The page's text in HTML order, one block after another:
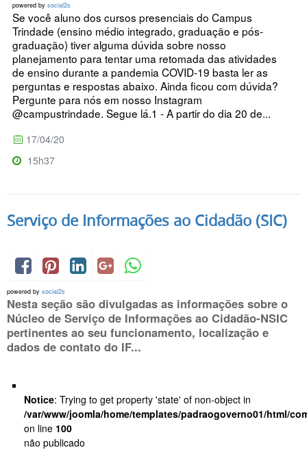
powered by social2s
Se você aluno dos cursos presenciais do Campus
Trindade (ensino médio integrado, graduação e pós-
graduação) tiver alguma dúvida sobre nosso
planejamento para tentar uma retomada das atividades
de ensino durante a pandemia COVID-19 basta ler as
perguntas e respostas abaixo. Ainda ficou com dúvida?
Pergunte para nós em nosso Instagram
@campustrindade. Segue lá.1 - A partir do dia 20 de...
17/04/20
15h37
Serviço de Informações ao Cidadão (SIC)
powered by social2s
Nesta seção são divulgadas as informações sobre o
Núcleo de Serviço de Informações ao Cidadão-NSIC
pertinentes ao seu funcionamento, localização e
dados de contato do IF...
Notice: Trying to get property 'state' of non-object in
/var/www/joomla/home/templates/padraogoverno01/html/
on line 100
não publicado